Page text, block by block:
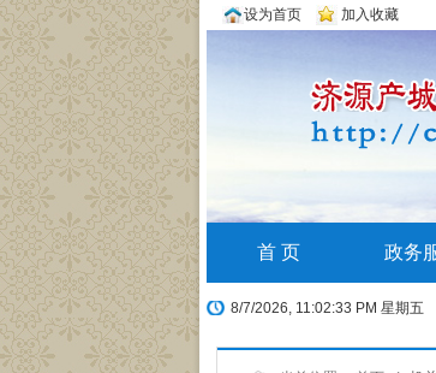
设为首页 加入收藏
首 页 政务
8/7/2026, 11:02:33 PM 星期五